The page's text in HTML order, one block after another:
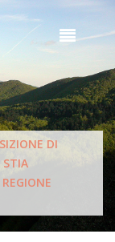
DI
STIA